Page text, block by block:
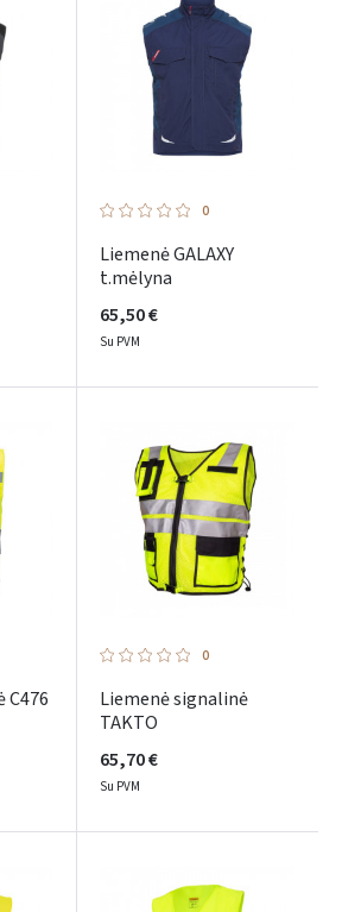
0
Liemenė GALAXY
t.mėlyna
65,50 €
Su PVM
C476
0
Liemenė signalinė
TAKTO
65,70 €
Su PVM